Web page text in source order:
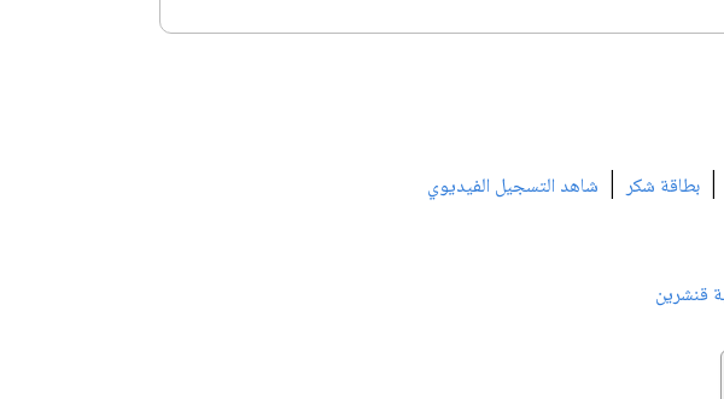
| بطاقة شكر| شاهد التسجيل الفيديوي
قنشرين